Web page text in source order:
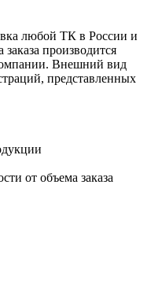
любой ТК в России и
производится
Внешний вид
представленных
от объема заказа